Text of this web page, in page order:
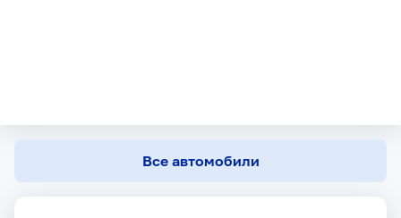
Все автомобили